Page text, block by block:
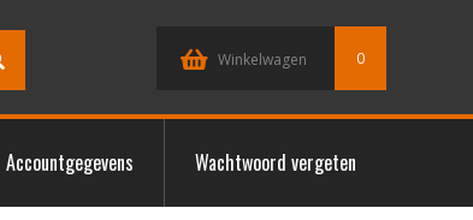
Winkelwagen 0
Accountgegevens Wachtwoord vergeten